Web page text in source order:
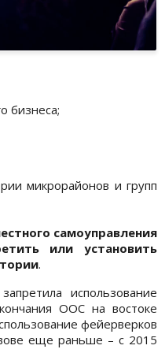
бизнеса;
микрорайонов и групп
самоуправления
или установить
.
использование
ООС на востоке
фейерверков
еще раньше – с 2015